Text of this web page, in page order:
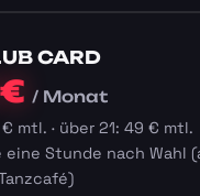
CARD
€/ Monat
mtl. · über 21: 49 € mtl.
eine Stunde nach Wahl